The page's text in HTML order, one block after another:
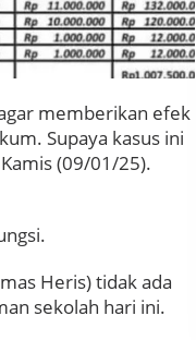
memberikan efek
Supaya kasus ini
(09/01/25).
Heris) tidak ada
sekolah hari ini.